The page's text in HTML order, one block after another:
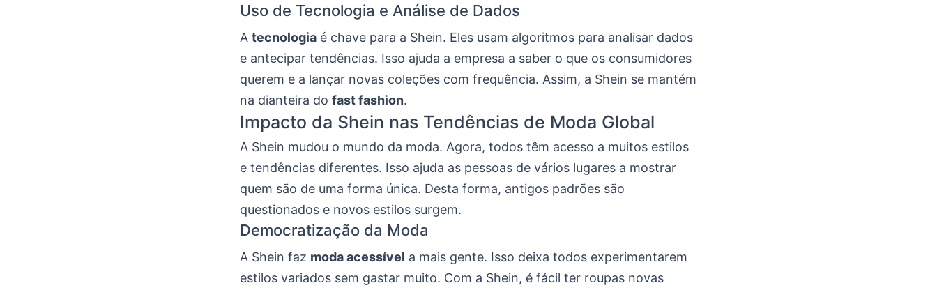
Uso de Tecnologia e Análise de Dados
A tecnologia é chave para a Shein. Eles usam algoritmos para analisar dados
e antecipar tendências. Isso ajuda a empresa a saber o que os consumidores
querem e a lançar novas coleções com frequência. Assim, a Shein se mantém
na dianteira do fast fashion.
Impacto da Shein nas Tendências de Moda Global
A Shein mudou o mundo da moda. Agora, todos têm acesso a muitos estilos
e tendências diferentes. Isso ajuda as pessoas de vários lugares a mostrar
quem são de uma forma única. Desta forma, antigos padrões são
questionados e novos estilos surgem.
Democratização da Moda
A Shein faz moda acessível a mais gente. Isso deixa todos experimentarem
estilos variados sem gastar muito. Com a Shein, é fácil ter roupas novas